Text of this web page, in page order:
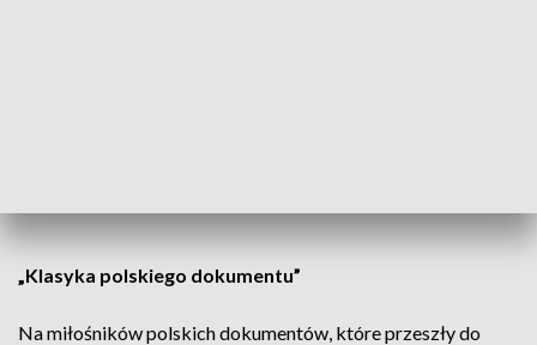
„Klasyka polskiego dokumentu”
Na miłośników polskich dokumentów, które przeszły do